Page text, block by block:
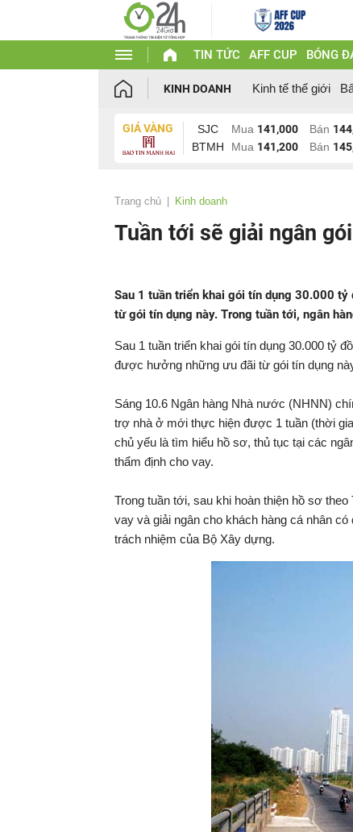
TIN TỨC AFF CUP BÓNG
KINH DOANH Kinh tế thế giới
GIÁ VÀNG SJC Mua 141,000 Bán
BTMH
Mua 141,200 Bán
Trang chủ Kinh doanh
Tuần tới sẽ giải ngân
Sau 1 tuần triển khai gói tín dụng 30.000
từ gói tín dụng này. Trong tuần tới, ngân
Sau 1 tuần triển khai gói tín dụng 30.000 tỷ
được hưởng những ưu đãi từ gói tín dụng
Sáng 10.6 Ngân hàng Nhà nước (NHNN)
trợ nhà ở mới thực hiện được 1 tuần (thời
chủ yếu là tìm hiểu hồ sơ, thủ tục tại các
thẩm định cho vay.
Trong tuần tới, sau khi hoàn thiện hồ sơ
vay và giải ngân cho khách hàng cá nhân
trách nhiệm của Bộ Xây dựng.